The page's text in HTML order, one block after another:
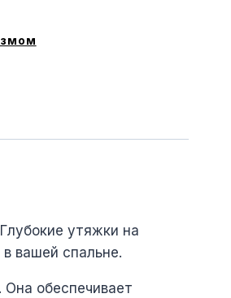
утяжки на
вашей спальне.
Она обеспечивает